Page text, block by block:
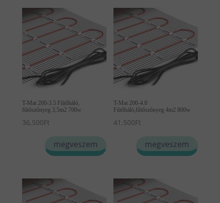
T-Mat 200-3.5 Fűtőháló,
fűtőszőnyeg 3,5m2 700w
36,500Ft
megveszem
T-Mat 200-4.0
Fűtőháló,fűtőszőnyeg 4m2 800w
41,500Ft
megveszem